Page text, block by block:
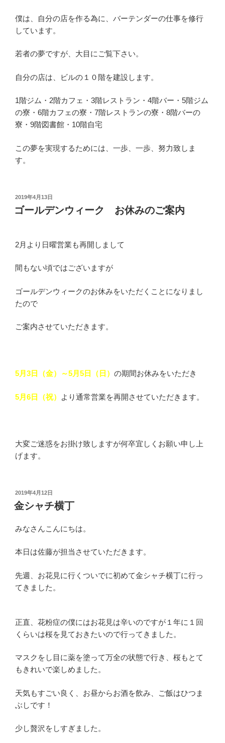
僕は、自分の店を作る為に、バーテンダーの仕事を修行
しています。
若者の夢ですが、大目にご覧下さい。
自分の店は、ビルの１０階を建設します。
1階ジム・2階カフェ・3階レストラン・4階バー・5階ジム
の寮・6階カフェの寮・7階レストランの寮・8階バーの
寮・9階図書館・10階自宅
この夢を実現するためには、一歩、一歩、努力致しま
す。
投
日:
2019年4月13日
ゴールデンウィーク お休みのご案内
2月より日曜営業も再開しまして
間もない頃ではございますが
ゴールデンウィークのお休みをいただくことになりまし
たので
ご案内させていただきます。
5月3日（金）～5月5日（日） の期間お休みをいただき
5月6日（祝） より通常営業を再開させていただきます。
大変ご迷惑をお掛け致しますが何卒宜しくお願い申し上
げます。
投
稿
日:
2019年4月12日
金シャチ横丁
みなさんこんにちは。
本日は佐藤が担当させていただきます。
先週、お花見に行くついでに初めて金シャチ横丁に行っ
てきました。
正直、花粉症の僕にはお花見は辛いのですが１年に１回
くらいは桜を見ておきたいので行ってきました。
マスクをし目に薬を塗って万全の状態で行き、桜もとて
もきれいで楽しめました。
天気もすごい良く、お昼からお酒を飲み、ご飯はひつま
ぶしです！
少し贅沢をしすぎました。